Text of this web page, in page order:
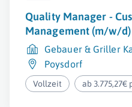
Quality Manager -
Management (m/w/d)
Gebauer & Griller
Poysdorf
Vollzeit ab 3.775,27€